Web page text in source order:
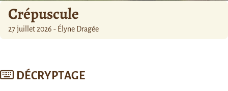
Crépuscule
27 juillet 2026 - Élyne Dragée
DÉCRYPTAGE